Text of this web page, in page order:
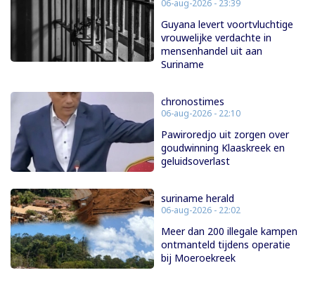
06-aug-2026 - 23:39
Guyana levert voortvluchtige
vrouwelijke verdachte in
mensenhandel uit aan
Suriname
chronostimes
06-aug-2026 - 22:10
Pawiroredjo uit zorgen over
goudwinning Klaaskreek en
geluidsoverlast
suriname herald
06-aug-2026 - 22:02
Meer dan 200 illegale kampen
ontmanteld tijdens operatie
bij Moeroekreek